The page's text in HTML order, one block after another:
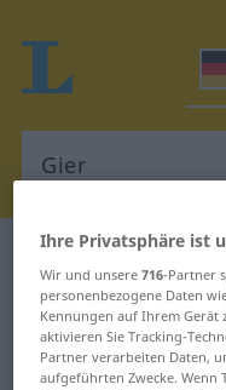
Deutsch-
Deutsch-
"Gier"
Ihre Privatsphäre ist
Wir und unsere716-Partner
personenbezogene Daten
Kennungen auf Ihrem Gerät
aktivieren Sie Tracking-
Partner verarbeiten Daten,
aufgeführten Zwecke. Wenn